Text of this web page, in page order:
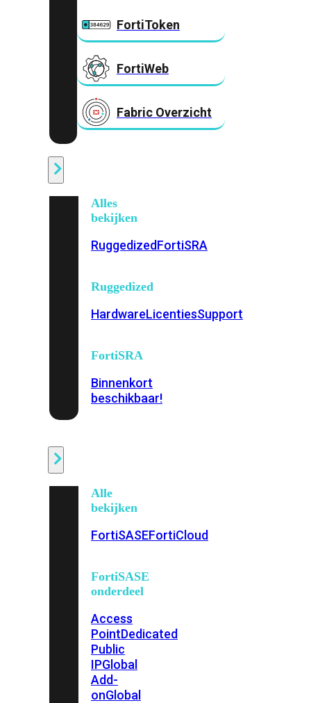
FortiToken
FortiWeb
Fabric Overzicht
Alles
bekijken
RuggedizedFortiSRA
Ruggedized
HardwareLicentiesSupport
FortiSRA
Binnenkort
beschikbaar!
Alle
bekijken
FortiSASEFortiCloud
FortiSASE
onderdeel
Access
PointDedicated
Public
IPGlobal
Add-
onGlobal